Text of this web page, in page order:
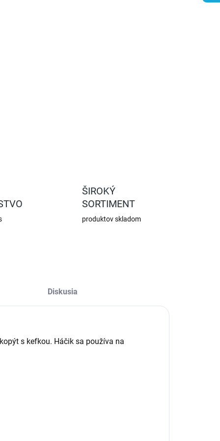
ŠIROKÝ
SORTIMENT
produktov skladom
Diskusia
s kefkou. Háčik sa používa na